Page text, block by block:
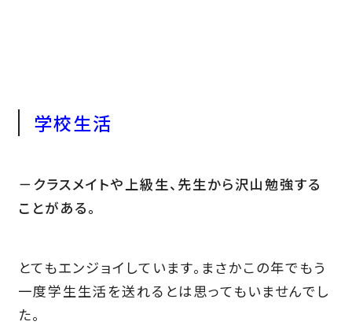
学校生活
－クラスメイトや上級生、先生から沢山勉強する
ことがある。
とてもエンジョイしています。まさかこの年でもう
一度学生生活を送れるとは思ってもいませんでし
た。